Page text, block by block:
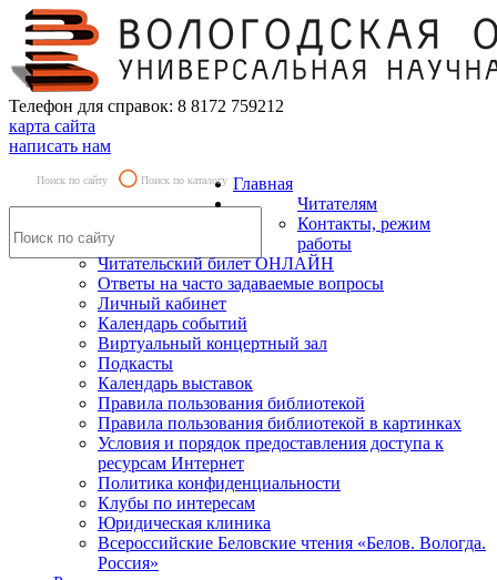
Телефон для справок: 8 8172 759212
карта сайта
написать нам
Поиск по сайту Поиск по каталогу Главная
Читателям
Контакты, режим
работы
Читательский билет ОНЛАЙН
Ответы на часто задаваемые вопросы
Личный кабинет
Календарь событий
Виртуальный концертный зал
Подкасты
Календарь выставок
Правила пользования библиотекой
Правила пользования библиотекой в картинках
Условия и порядок предоставления доступа к
ресурсам Интернет
Политика конфиденциальности
Клубы по интересам
Юридическая клиника
Всероссийские Беловские чтения «Белов. Вологда.
Россия»